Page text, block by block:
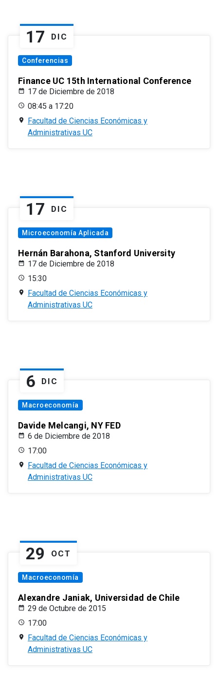
17 DIC
Conferencias
Finance UC 15th International Conference
17 de Diciembre de 2018
08:45 a 17:20
Facultad de Ciencias Económicas y
Administrativas UC
17 DIC
Microeconomía Aplicada
Hernán Barahona, Stanford University
17 de Diciembre de 2018
15:30
Facultad de Ciencias Económicas y
Administrativas UC
6 DIC
Macroeconomía
Davide Melcangi, NY FED
6 de Diciembre de 2018
17:00
Facultad de Ciencias Económicas y
Administrativas UC
29 OCT
Macroeconomía
Alexandre Janiak, Universidad de Chile
29 de Octubre de 2015
17:00
Facultad de Ciencias Económicas y
Administrativas UC